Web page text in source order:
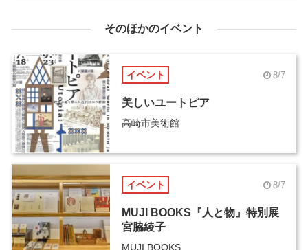
そのほかのイベント
イベント 8/7
美しいユートピア
高崎市美術館
イベント 8/7
MUJI BOOKS『人と物』特別展
宮脇綾子
MUJI BOOKS